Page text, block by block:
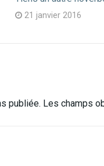
21 janvier 2016
publiée. Les champs